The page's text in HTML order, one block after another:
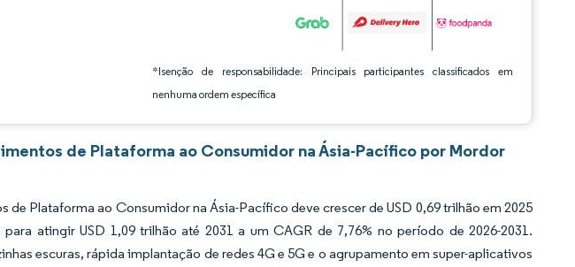
*Isenção de responsabilidade: Principais participantes classificados em
nenhuma ordem específica
de Plataforma ao Consumidor na Ásia-Pacífico por Mordor
Plataforma ao Consumidor na Ásia-Pacífico deve crescer de USD 0,69 trilhão em 2025
atingir USD 1,09 trilhão até 2031 a um CAGR de 7,76% no período de 2026-2031.
escuras, rápida implantação de redes 4G e 5G e o agrupamento em super-aplicativos